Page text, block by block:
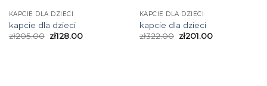
KAPCIE DLA DZIECI
kapcie dla dzieci
zł205.00 zł128.00
KAPCIE DLA DZIECI
kapcie dla dzieci
zł322.00 zł201.00